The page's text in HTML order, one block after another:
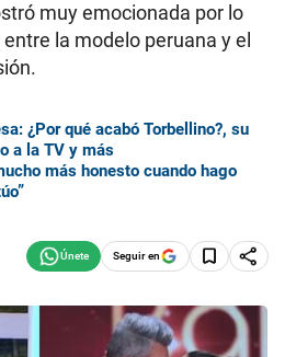
muy emocionada por lo
la modelo peruana y el
¿Por qué acabó Torbellino?, su
a la TV y más
más honesto cuando hago
Seguir en